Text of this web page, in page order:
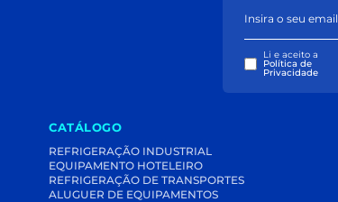
Insira o seu email
Li e aceito a
Política de
Privacidade
CATÁLOGO
REFRIGERAÇÃO INDUSTRIAL
EQUIPAMENTO HOTELEIRO
REFRIGERAÇÃO DE TRANSPORTES
ALUGUER DE EQUIPAMENTOS